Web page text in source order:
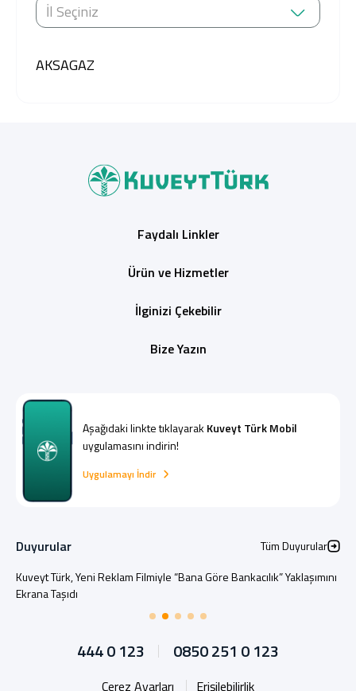
İl Seçiniz
AKSAGAZ
Faydalı Linkler
Ürün ve Hizmetler
İlginizi Çekebilir
Bize Yazın
Aşağıdaki linkte tıklayarak Kuveyt Türk Mobil
uygulamasını indirin!
Uygulamayı İndir
Duyurular
Tüm Duyurular
Kuveyt Türk, Yeni Reklam Filmiyle “Bana Göre Bankacılık” Yaklaşımını
Ekrana Taşıdı
444 0 123 0850 251 0 123
Çerez Ayarları Erişilebilirlik